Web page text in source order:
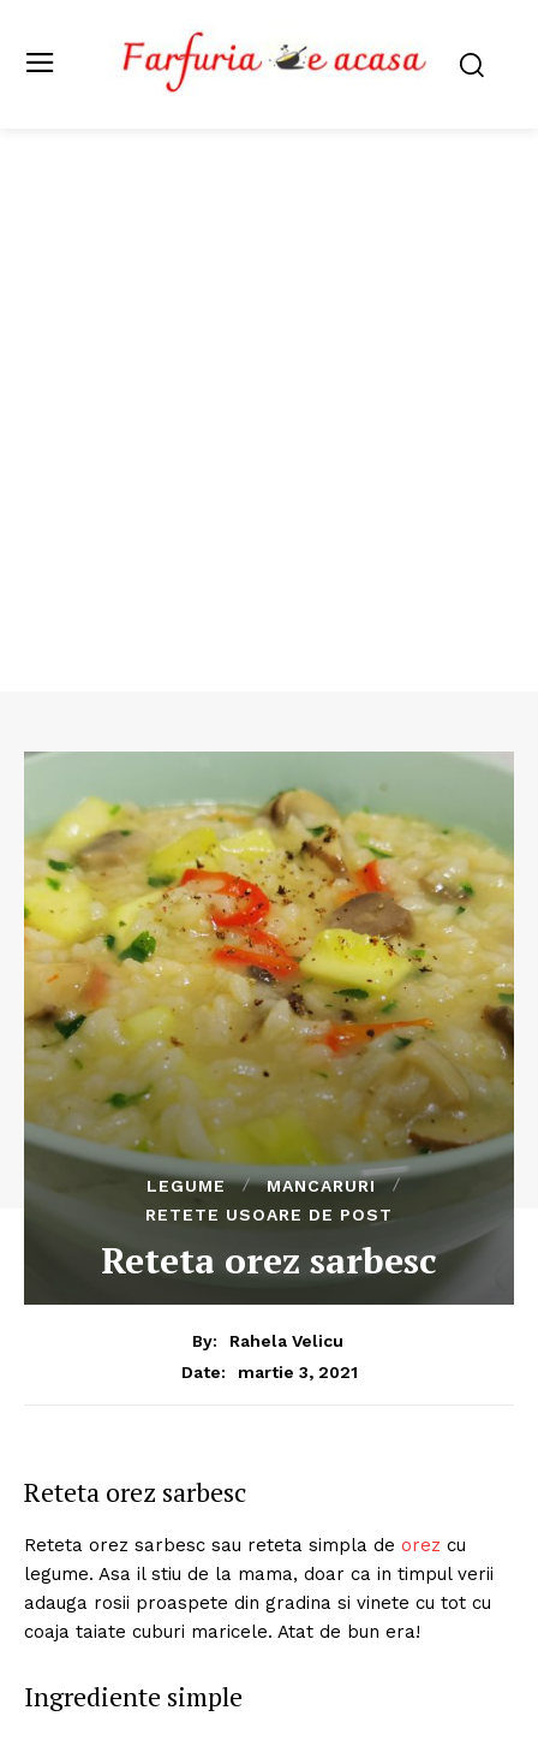
LEGUME
MANCARURI
RETETE USOARE DE POST
Reteta orez sarbesc
By:
Rahela Velicu
Date:
martie 3, 2021
Reteta orez sarbesc
Reteta orez sarbesc sau reteta simpla de orez cu
legume. Asa il stiu de la mama, doar ca in timpul verii
adauga rosii proaspete din gradina si vinete cu tot cu
coaja taiate cuburi maricele. Atat de bun era!
Ingrediente simple